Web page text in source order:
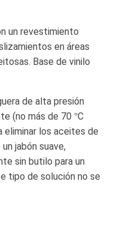
un revestimiento
en áreas
Base de vinilo
de alta presión
(no más de 70 °C
eliminar los aceites de
jabón suave,
sin butilo para un
tipo de solución no se